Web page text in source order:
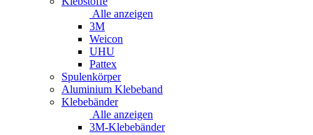
Alle anzeigen
3M
Weicon
UHU
Pattex
Spulenkörper
Aluminium Klebeband
Klebebänder
Alle anzeigen
3M-Klebebänder